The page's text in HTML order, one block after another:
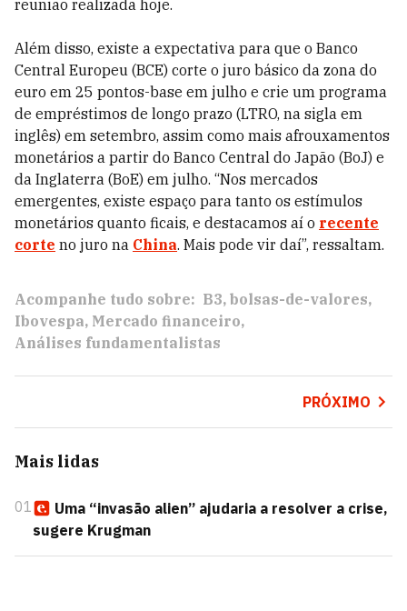
reunião realizada hoje.
Além disso, existe a expectativa para que o Banco
Central Europeu (BCE) corte o juro básico da zona do
euro em 25 pontos-base em julho e crie um programa
de empréstimos de longo prazo (LTRO, na sigla em
inglês) em setembro, assim como mais afrouxamentos
monetários a partir do Banco Central do Japão (BoJ) e
da Inglaterra (BoE) em julho. “Nos mercados
emergentes, existe espaço para tanto os estímulos
monetários quanto ficais, e destacamos aí o recente
corte no juro na China. Mais pode vir daí”, ressaltam.
Acompanhe tudo sobre: B3 bolsas-de-valores
Ibovespa Mercado financeiro
Análises fundamentalistas
PRÓXIMO
Mais lidas
01
Uma “invasão alien” ajudaria a resolver a crise,
sugere Krugman